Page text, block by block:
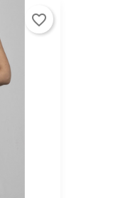
favorite_border